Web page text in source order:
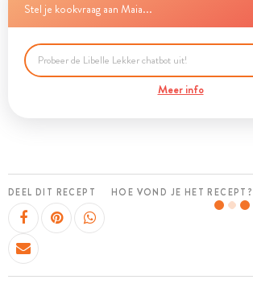
Stel je kookvraag aan Maia...
Meer info
DEEL DIT RECEPT HOE VOND JE HET RECEPT?